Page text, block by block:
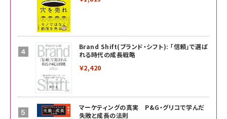
Brand Shift(ブランド・シフト): 「信頼」で選ば
れる時代の成長戦略
￥2,420
マーケティングの真実 P&G・グリコで学んだ
失敗と成長の法則